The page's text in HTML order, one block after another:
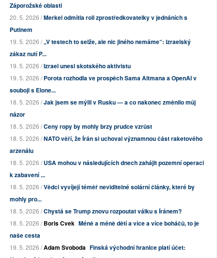
Záporožské oblasti
20. 5. 2026 /Merkel odmítla roli zprostředkovatelky v jednáních s
Putinem
19. 5. 2026 /„V testech to selže, ale nic jiného nemáme“: izraelský
zákaz nutí P...
19. 5. 2026 /Izrael unesl skotského aktivistu
19. 5. 2026 /Porota rozhodla ve prospěch Sama Altmana a OpenAI v
souboji s Elone...
18. 5. 2026 /Jak jsem se mýlil v Rusku — a co nakonec změnilo můj
názor
18. 5. 2026 /Ceny ropy by mohly brzy prudce vzrůst
18. 5. 2026 /NATO věří, že Írán si uchoval významnou část raketového
arzenálu
18. 5. 2026 /USA mohou v následujících dnech zahájit pozemní operaci
k zabavení ...
18. 5. 2026 /Vědci vyvíjejí téměř neviditelné solární články, které by
mohly pro...
18. 5. 2026 /Chystá se Trump znovu rozpoutat válku s Íránem?
18. 5. 2026 /Boris Cvek Méně a méně dětí a více a více boháčů, to je
naše cesta
19. 5. 2026 /Adam Svoboda Finská východní hranice platí účet: